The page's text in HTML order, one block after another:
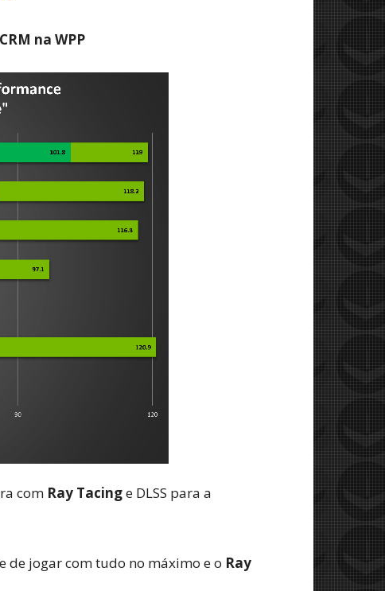
na WPP
com Ray Tacinge DLSS para a
de jogar com tudo no máximo e o Ray